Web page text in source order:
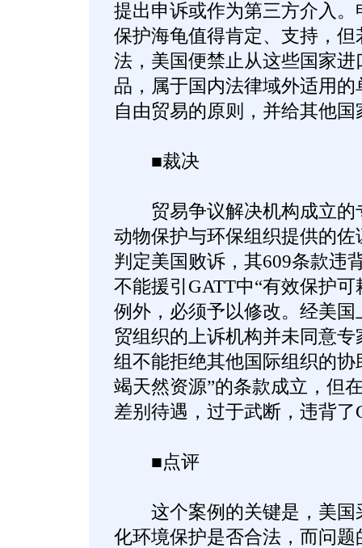
提出申诉或作为第三方介入
保护海龟值得肯定、支持，
法，美国便禁止从这些国家
品，属于国内法律域外适用
自由贸易的原则，并给其他
■裁决
贸易争议解决机构成立的
动物保护与环保组织提供的
判定美国败诉，其609条款违
不能援引GATT中“有效保护
例外，必须予以修改。经美国
贸组织的上诉机构并未同意
组不能拒绝其他国际组织的
竭天然资源”的条款成立，但
差别待遇，过于武断，违背了
■点评
这个案例的关键是，美国
化环境保护是否合法，而问